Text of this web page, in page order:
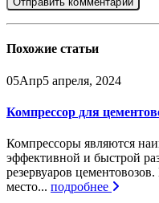
Похожие статьи
05Апр5 апреля, 2024
Компрессор для
Компрессоры являются
эффективной и быстрой
резервуаров
место... подробнее